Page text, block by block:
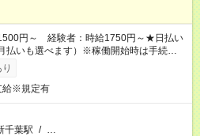
円～ 経験者：時給1750円～★日払い
払いも選べます）※稼働開始時は手続き完
ります。
給※規定有
千葉駅 / …